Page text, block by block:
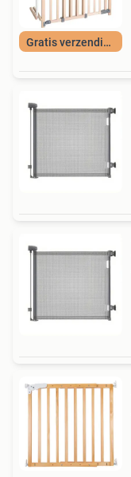
Gratis verzending